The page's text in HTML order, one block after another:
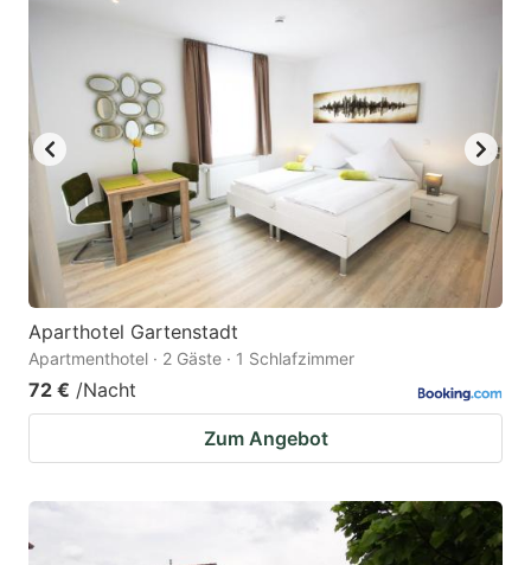
Aparthotel Gartenstadt
Apartmenthotel · 2 Gäste · 1 Schlafzimmer
72 € /Nacht
Zum Angebot